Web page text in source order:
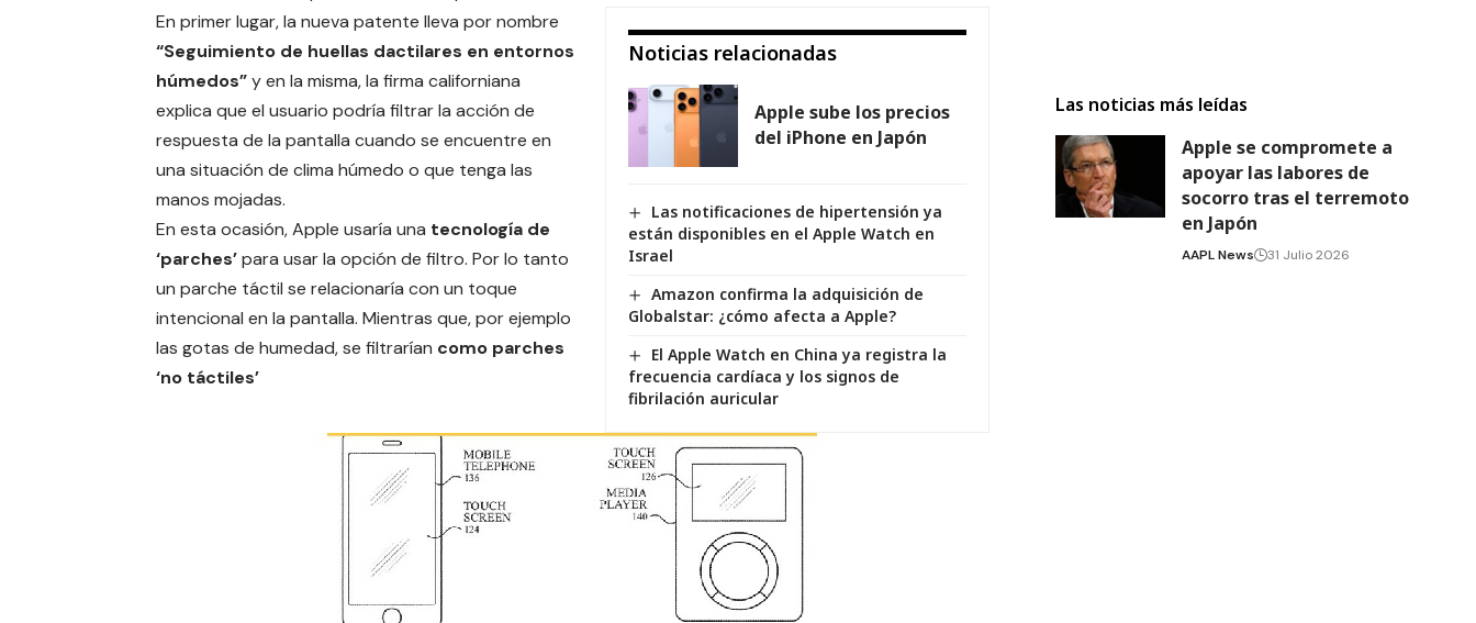
Noticias relacionadas
Apple sube los precios
del iPhone en Japón
Las notificaciones de hipertensión ya
están disponibles en el Apple Watch en
Israel
Amazon confirma la adquisición de
Globalstar: ¿cómo afecta a Apple?
El Apple Watch en China ya registra la
frecuencia cardíaca y los signos de
fibrilación auricular
En primer lugar, la nueva patente lleva por nombre
“Seguimiento de huellas dactilares en entornos
húmedos”y en la misma,la firma californiana
explica que el usuario podría filtrar la acción de
respuesta de la pantalla cuando se encuentre en
una situación de clima húmedo o que tenga las
manos mojadas.
En esta ocasión, Apple usaría una tecnología de
‘parches’para usar la opción de filtro. Por lo tanto
un parche táctil se relacionaría con un toque
intencional en la pantalla. Mientras que, por ejemplo
las gotas de humedad, se filtrarían como parches
‘no táctiles’
Las noticias más leídas
Apple se compromete a
apoyar las labores de
socorro tras el terremoto
en Japón
AAPL News 31 Julio 2026